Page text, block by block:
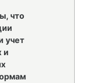
что
учет
и